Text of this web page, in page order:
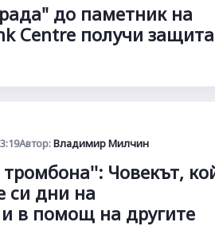
до паметник на
Centre получи защита
Автор:Владимир Милчин
Човекът,
си дни на
и в помощ на другите